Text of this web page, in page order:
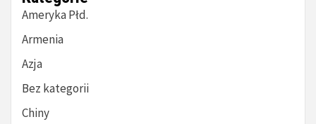
Ameryka Płd.
Armenia
Azja
Bez kategorii
Chiny